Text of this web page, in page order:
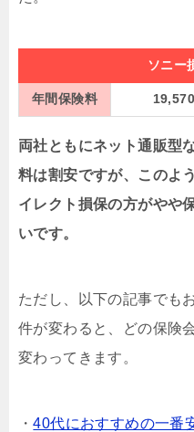
ソニー
年間保険料
両社ともにネット通販型
料は割安ですが、このよ
イレクト損保の方がやや
いです。
ただし、以下の記事でも
件が変わると、どの保険
変わってきます。
・40代におすすめの一番